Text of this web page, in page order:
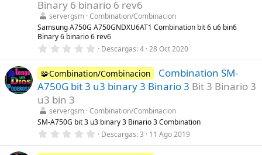
e
l
l
a
(
s
Binary 6 binario 6 rev6
servergsm Combination/Combinacion
Samsung A750G A750GNDXU6AT1 Combination bit 6 u6 bin6
Binary 6 binario 6 rev6
0
0
0
e
s
e
l
a
(
Descargas 4 28 Oct 2020
🧩Combination/Combinacion
Combination SM-
A750G bit 3 u3 binary 3 Binario 3 Bit 3 Binario 3
u3 bin 3
servergsm Combination/Combinacion
SM-A750G bit 3 u3 binary 3 Binario 3 Combination
0
0
Descargas 3 11 Ago 2019